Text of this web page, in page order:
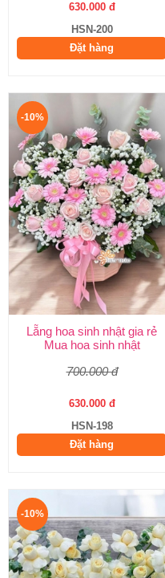
630.000 đ
HSN-200
Đặt hàng
-10%
Lẵng hoa sinh nhật gia rẻ
Mua hoa sinh nhật
700.000 đ
630.000 đ
HSN-198
Đặt hàng
-10%